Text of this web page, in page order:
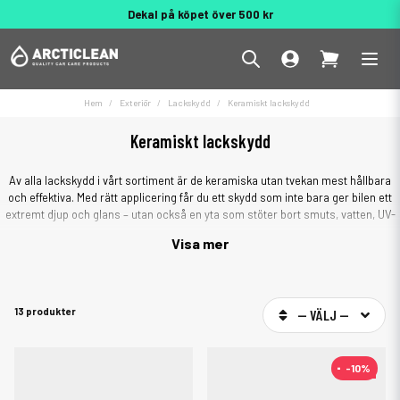
Dekal på köpet över 500 kr
Hem Exteriör Lackskydd Keramiskt lackskydd
Keramiskt lackskydd
Av alla lackskydd i vårt sortiment är de keramiska utan tvekan mest hållbara
och effektiva. Med rätt applicering får du ett skydd som inte bara ger bilen ett
extremt djup och glans – utan också en yta som stöter bort smuts, vatten, UV-
skydd du kan lägga på en bil i dag.
Ett keramiskt
är en flytande kemisk produkt, ofta baserad på
kiseldioxid (SiO₂), som appliceras på bilens lack och härdar till ett hårt,
och mycket motståndskraftigt mot smuts, kemikalier och föroreningar.
Visa mer
13 produkter -- VÄLJ --
-10%
-10%